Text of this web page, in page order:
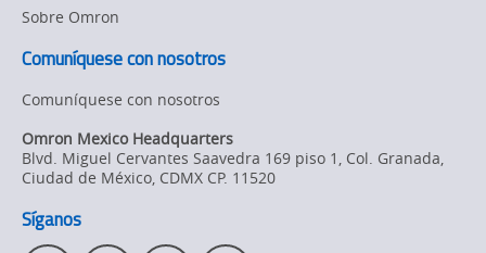
Sobre Omron
Comuníquese con nosotros
Comuníquese con nosotros
Omron Mexico Headquarters
Blvd. Miguel Cervantes Saavedra 169 piso 1, Col. Granada,
Ciudad de México, CDMX CP. 11520
Síganos